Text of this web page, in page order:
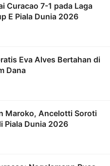
Curacao 7-1 pada Laga
E Piala Dunia 2026
Eva Alves Bertahan di
Dana
Maroko, Ancelotti Soroti
Piala Dunia 2026